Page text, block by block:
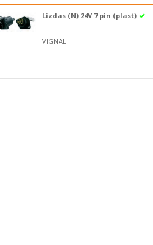
Lizdas (N) 24V 7 pin (plast)
VIGNAL